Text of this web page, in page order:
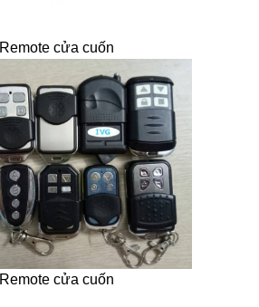
Remote cửa cuốn
Remote cửa cuốn